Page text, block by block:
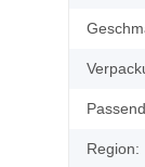
Region: